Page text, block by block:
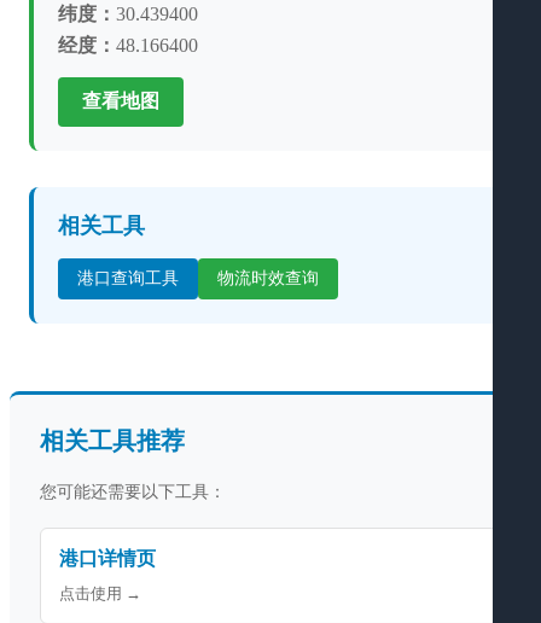
纬度： 30.439400
经度： 48.166400
查看地图
相关工具
港口查询工具 物流时效查询
相关工具推荐
您可能还需要以下工具：
港口详情页
点击使用 →